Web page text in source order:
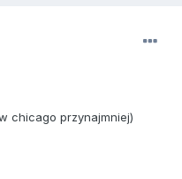
chicago przynajmniej)